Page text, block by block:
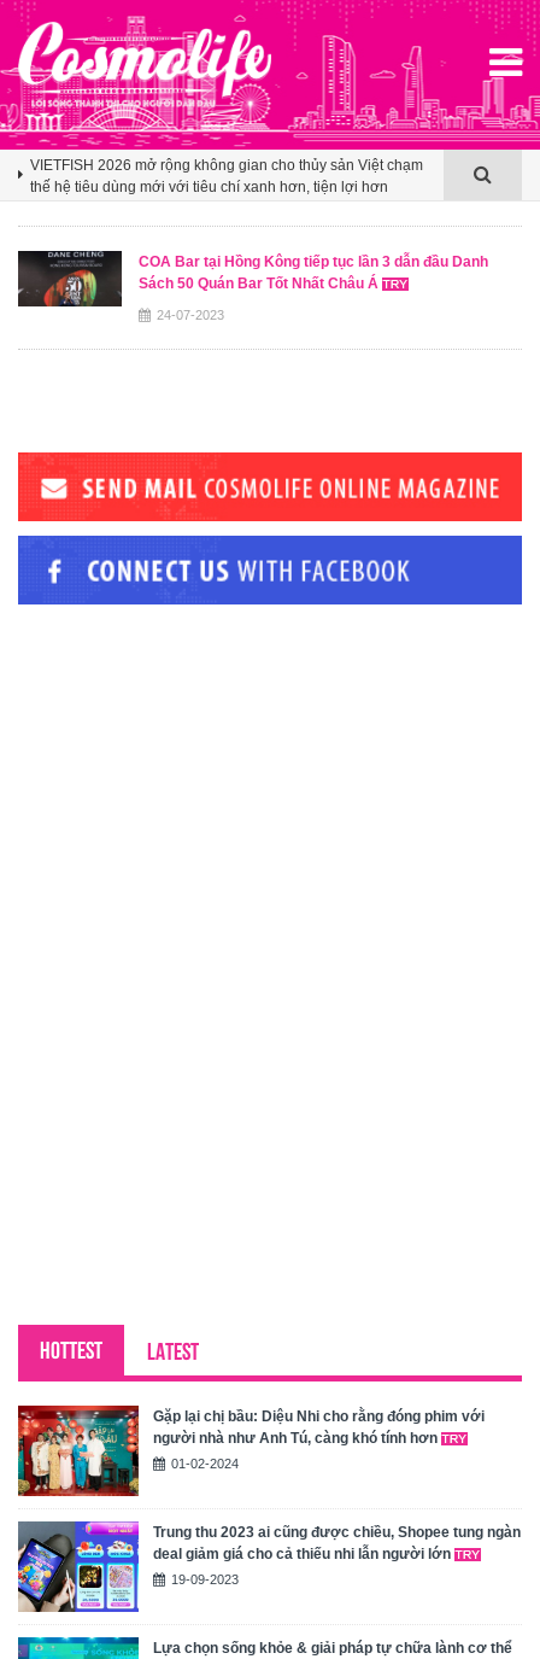
Klook hé lộ khoảng trống cảm ơn trong văn hóa du lịch nhóm
của người Việt
VIETFISH 2026 mở rộng không gian cho thủy sản Việt chạm
thế hệ tiêu dùng mới với tiêu chí xanh hơn, tiện lợi hơn
Booking.com x Mille Mille biến ly cà phê thành tấm vé mở lối
du lịch Việt
Klook hé lộ khoảng trống cảm ơn trong văn hóa du lịch nhóm
COA Bar tại Hồng Kông tiếp tục lần 3 dẫn đầu Danh
Sách 50 Quán Bar Tốt Nhất Châu Á
24-07-2023
HOTTEST LATEST
Gặp lại chị bầu: Diệu Nhi cho rằng đóng phim với
người nhà như Anh Tú, càng khó tính hơn
01-02-2024
Trung thu 2023 ai cũng được chiều, Shopee tung ngàn
deal giảm giá cho cả thiếu nhi lẫn người lớn
19-09-2023
Lựa chọn sống khỏe & giải pháp tự chữa lành cơ thể